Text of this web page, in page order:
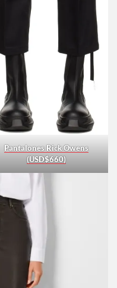
Pantalones Rick Owens
(USD$660)